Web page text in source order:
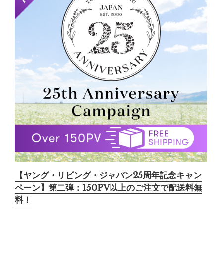
【ヤング・リビング・ジャパン25周年記念キャン
ペーン】第二弾：150PV以上のご注文で配送料無
料！